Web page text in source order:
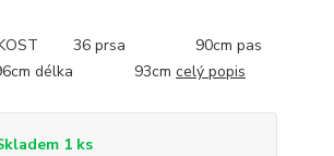
VELIKOST 36 prsa 90cm pas
délka 93cm celý popis
1 ks